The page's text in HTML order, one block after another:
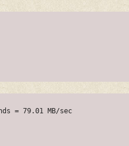
= 79.01 MB/sec